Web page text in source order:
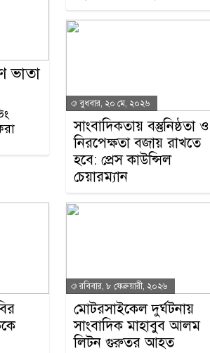
ভাতা
বুধবার, ২০ মে, ২০২৬
সাংবাদিকতায় বস্তুনিষ্ঠতা ও
নিরপেক্ষতা বজায় রাখতে
হবে: প্রেস কাউন্সিল
চেয়ারম্যান
রবিবার, ৮ ফেব্রুয়ারী, ২০২৬
মোটরসাইকেল দুর্ঘটনায়
সাংবাদিক মাহাবুব আলম
লিটন গুরুতর আহত